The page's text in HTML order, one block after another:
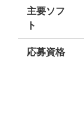
主要ソフ
ト
応募資格